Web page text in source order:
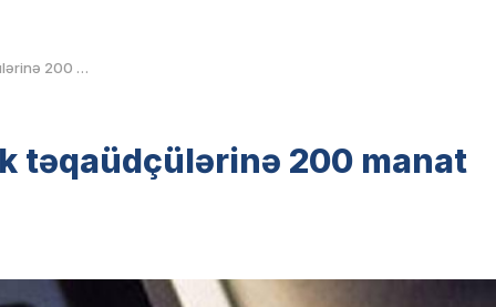
Vətəndaşlara MÜJDƏ: Əmək təqaüdçülərinə 200 manat maddi yardım ödəniləcək
təqaüdçülərinə 200 manat